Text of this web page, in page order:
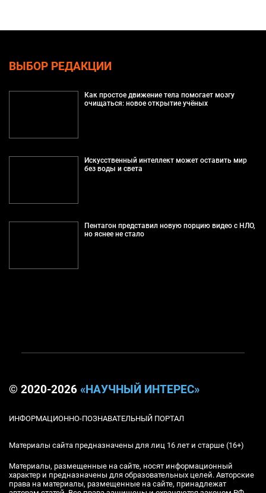
ВЫБОР РЕДАКЦИИ
Как простое движение тела помогает мозгу
очищаться: новое открытие учёных
Искусственный интеллект может оставить мир
без воды и света
Пентагон представил новую порцию видео с НЛО,
но яснее не стало
© 2020-2026 «НАУЧНЫЙ ИНТЕРЕС»
ИНФОРМАЦИОННО-ПОЗНАВАТЕЛЬНЫЙ ПОРТАЛ
Материалы сайта предназначены для лиц 16 лет и старше (16+)
Материалы, размещенные на сайте, носят информационный
характер и предназначены для образовательных целей. Авторские
права на материалы, размещенные на сайте, принадлежат